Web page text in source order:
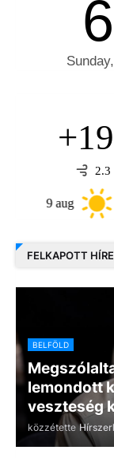
2.3
+29°C
FELKAPOTT
BELFÖLD
lemondott
veszteség
közzétette